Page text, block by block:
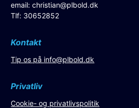
email:christian@plbold.dk
Tlf: 30652852
Kontakt
Tip os på info@plbold.dk
Privatliv
Cookie- og privatlivspolitik